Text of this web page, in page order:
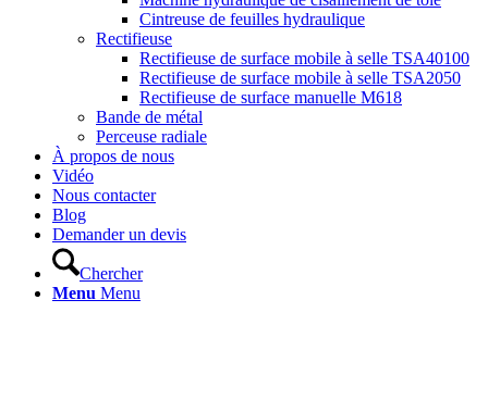
Cintreuse de feuilles hydraulique
Rectifieuse
Rectifieuse de surface mobile à selle TSA40100
Rectifieuse de surface mobile à selle TSA2050
Rectifieuse de surface manuelle M618
Bande de métal
Perceuse radiale
À propos de nous
Vidéo
Nous contacter
Blog
Demander un devis
Chercher
Menu Menu